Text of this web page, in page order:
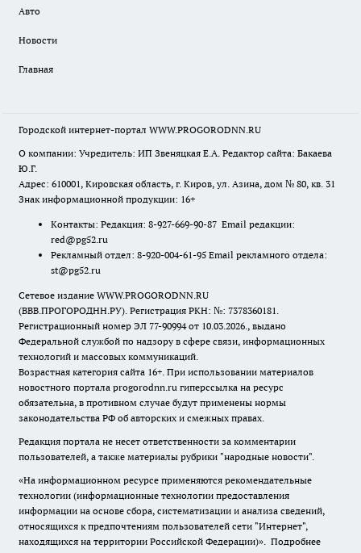
Авто
Новости
Главная
Городской интернет-портал WWW.PROGORODNN.RU
О компании: Учредитель: ИП Звеняцкая Е.А. Редактор сайта: Бакаева
Ю.Г.
Адрес: 610001, Кировская область, г. Киров, ул. Азина, дом № 80, кв. 31
Знак информационной продукции: 16+
Контакты: Редакция: 8-927-669-90-87 Email редакции:
red@pg52.ru
Рекламный отдел: 8-920-004-61-95 Email рекламного отдела:
st@pg52.ru
Сетевое издание WWW.PROGORODNN.RU
(ВВВ.ПРОГОРОДНН.РУ). Регистрация РКН: №: 7378360181.
Регистрационный номер ЭЛ 77-90994 от 10.03.2026., выдано
Федеральной службой по надзору в сфере связи, информационных
технологий и массовых коммуникаций.
Возрастная категория сайта 16+. При использовании материалов
новостного портала progorodnn.ru гиперссылка на ресурс
обязательна, в противном случае будут применены нормы
законодательства РФ об авторских и смежных правах.
Редакция портала не несет ответственности за комментарии
пользователей, а также материалы рубрики "народные новости".
«На информационном ресурсе применяются рекомендательные
технологии (информационные технологии предоставления
информации на основе сбора, систематизации и анализа сведений,
относящихся к предпочтениям пользователей сети "Интернет",
находящихся на территории Российской Федерации)». Подробнее